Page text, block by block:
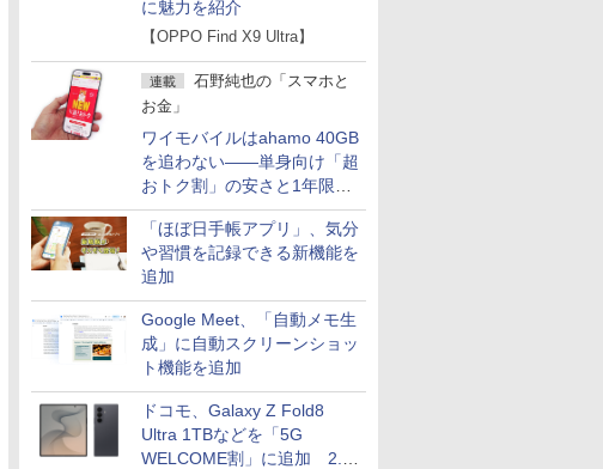
に魅力を紹介
【OPPO Find X9 Ultra】
連載
石野純也の「スマホと
お金」
ワイモバイルはahamo 40GB
を追わない――単身向け「超
おトク割」の安さと1年限定
の注意点
「ほぼ日手帳アプリ」、気分
や習慣を記録できる新機能を
追加
Google Meet、「自動メモ生
成」に自動スクリーンショッ
ト機能を追加
ドコモ、Galaxy Z Fold8
Ultra 1TBなどを「5G
WELCOME割」に追加 2.2